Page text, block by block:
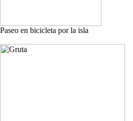
Paseo en bicicleta por la isla